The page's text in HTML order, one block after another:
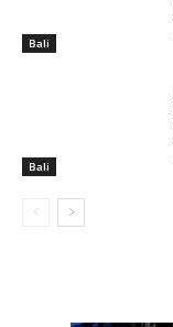
Bali
Bali